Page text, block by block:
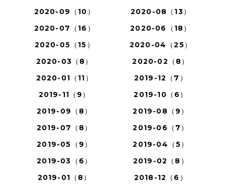
2020-09（10）
2020-08（13）
2020-07（16）
2020-06（18）
2020-05（15）
2020-04（25）
2020-03（8）
2020-02（8）
2020-01（11）
2019-12（7）
2019-11（9）
2019-10（6）
2019-09（8）
2019-08（9）
2019-07（8）
2019-06（7）
2019-05（9）
2019-04（5）
2019-03（6）
2019-02（8）
2019-01（8）
2018-12（6）